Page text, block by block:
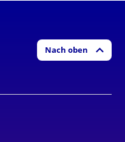
Nach oben